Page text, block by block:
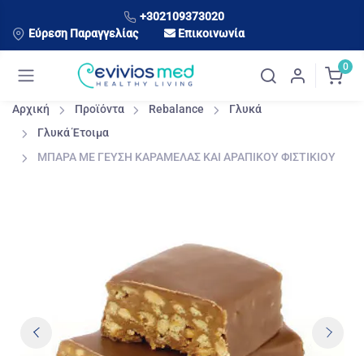
+302109373020
Εύρεση Παραγγελίας
Επικοινωνία
0
Αρχική Προϊόντα Rebalance
Γλυκά
Γλυκά Έτοιμα
ΜΠΑΡΑ ΜΕ ΓΕΥΣΗ ΚΑΡΑΜΕΛΑΣ ΚΑΙ ΑΡΑΠΙΚΟΥ ΦΙΣΤΙΚΙΟΥ